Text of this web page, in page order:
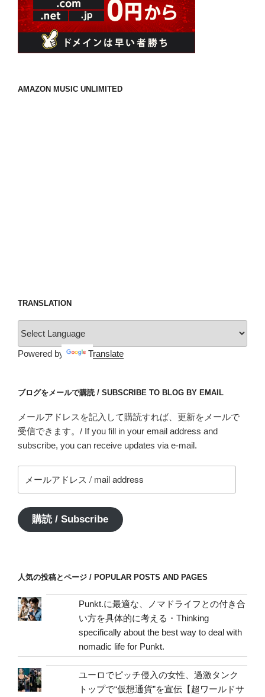
AMAZON MUSIC UNLIMITED
TRANSLATION
Powered by Translate
ブログをメールで購読 / SUBSCRIBE TO BLOG BY EMAIL
メールアドレスを記入して購読すれば、更新をメールで
受信できます。/ If you fill in your email address and
subscribe, you can receive updates via e-mail.
ー
ア
ド
address
購読 / Subscribe
人気の投稿とページ / POPULAR POSTS AND PAGES
Punkt.に最適な、ノマドライフとの付き合
い方を具体的に考える・Thinking
specifically about the best way to deal with
nomadic life for Punkt.
ユーロでピッチ侵入の女性、過激タンク
トップで“仮想通貨”を宣伝【超ワールドサ